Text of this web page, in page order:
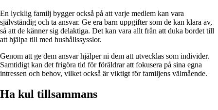
En lycklig familj bygger också på att varje medlem kan vara
självständig och ta ansvar. Ge era barn uppgifter som de kan klara av,
så att de känner sig delaktiga. Det kan vara allt från att duka bordet till
att hjälpa till med hushållssysslor.
Genom att ge dem ansvar hjälper ni dem att utvecklas som individer.
Samtidigt kan det frigöra tid för föräldrar att fokusera på sina egna
intressen och behov, vilket också är viktigt för familjens välmående.
Ha kul tillsammans